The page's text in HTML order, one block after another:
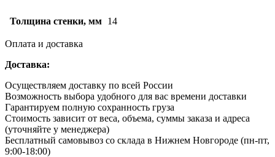
Толщина стенки, мм 14
Оплата и доставка
Доставка:
Осуществляем доставку по всей России
Возможность выбора удобного для вас времени доставки
Гарантируем полную сохранность груза
Стоимость зависит от веса, объема, суммы заказа и адреса
(уточняйте у менеджера)
Бесплатный самовывоз со склада в Нижнем Новгороде (пн-пт,
9:00-18:00)